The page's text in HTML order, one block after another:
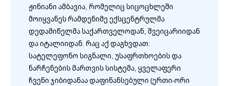
ჟინიანი ამბავია, რომელიც სიცოცხლეში
მოიყვანეს რამდენიმე ექსცენტრულმა
დედამიწელმა საქართველოდან, შვეიცარიიდან
და იტალიიდან. რაც აქ დაგხვდათ:
სატელეფონო სიგნალი, უსაფრთხოების და
ნარჩენების მართვის სისტემა, ყველაფერი
ჩვენი ჯიბიდანაა დაფინანსებული (ერთი-ორი